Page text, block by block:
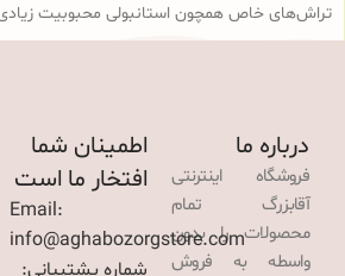
تراش‌های خاص همچون استانبولی محبوبیت زیادی
درباره ما
فروشگاه اینترنتی
آقابزرگ تمام
محصولات را بدون
واسطه به فروش
اطمینان شما
افتخار ما است
Email:
info@aghabozorgstore.com
شماره پشتیبانی: